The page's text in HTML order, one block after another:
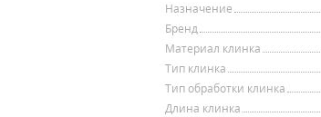
Назначение
Бренд
Материал клинка
Тип клинка
Тип обработки клинка
Длина клинка